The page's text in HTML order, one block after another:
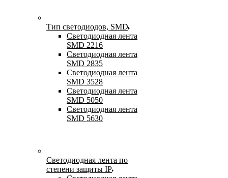
Тип светодиодов, SMD
Cветодиодная лента
SMD 2216
Светодиодная лента
SMD 2835
Светодиодная лента
SMD 3528
Светодиодная лента
SMD 5050
Светодиодная лента
SMD 5630
Светодиодная лента по
степени защиты IP